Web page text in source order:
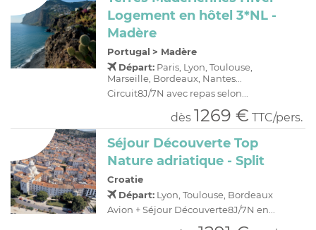
Logement en hôtel 3*NL -
Madère
Portugal > Madère
Départ: Paris, Lyon, Toulouse,
Marseille, Bordeaux, Nantes...
Circuit8J/7N avec repas selon...
dès 1269 € TTC/pers.
Séjour Découverte Top
Nature adriatique - Split
Croatie
Départ: Lyon, Toulouse, Bordeaux
Avion + Séjour Découverte8J/7N en...